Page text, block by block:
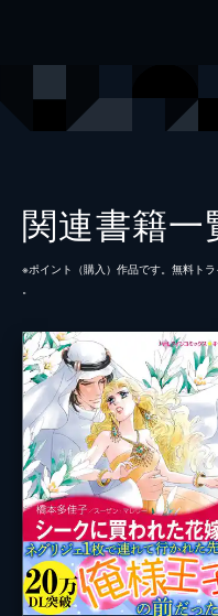
関連書籍一
※ポイント（購⼊）作品です。無料ト
。